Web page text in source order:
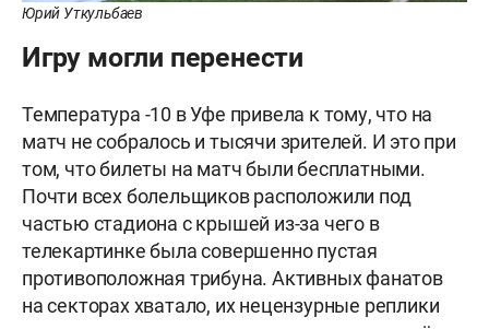
Юрий Уткульбаев
Игру могли перенести
Температура -10 в Уфе привела к тому, что на
матч не собралось и тысячи зрителей. И это при
том, что билеты на матч были бесплатными.
Почти всех болельщиков расположили под
частью стадиона с крышей из-за чего в
телекартинке была совершенно пустая
противоположная трибуна. Активных фанатов
на секторах хватало, их нецензурные реплики